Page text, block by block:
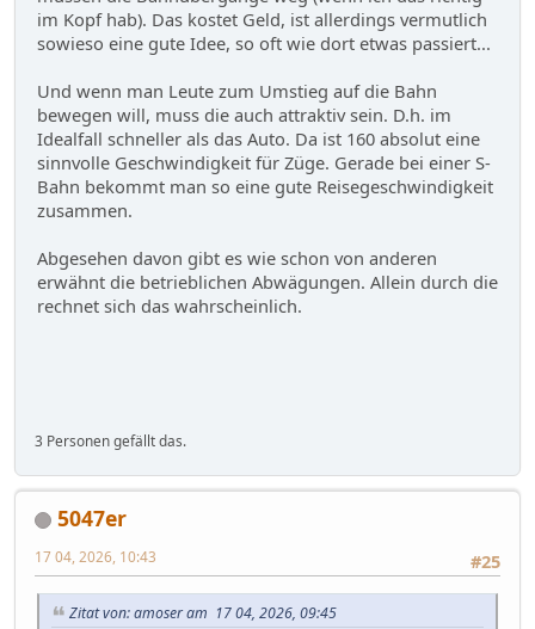
im Kopf hab). Das kostet Geld, ist allerdings vermutlich
sowieso eine gute Idee, so oft wie dort etwas passiert...
Und wenn man Leute zum Umstieg auf die Bahn
bewegen will, muss die auch attraktiv sein. D.h. im
Idealfall schneller als das Auto. Da ist 160 absolut eine
sinnvolle Geschwindigkeit für Züge. Gerade bei einer S-
Bahn bekommt man so eine gute Reisegeschwindigkeit
zusammen.
Abgesehen davon gibt es wie schon von anderen
erwähnt die betrieblichen Abwägungen. Allein durch die
rechnet sich das wahrscheinlich.
3 Personen gefällt das.
5047er
#25
17 04, 2026, 10:43
Zitat von: amoser am 17 04, 2026, 09:45